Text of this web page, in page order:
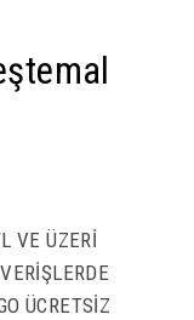
VE ÜZERİ
ÜCRETSİZ